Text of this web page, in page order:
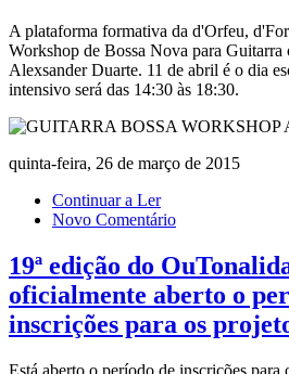
A plataforma formativa da d'Orfeu,
Workshop de Bossa Nova para Guitarra
Alexsander Duarte. 11 de abril é o dia
intensivo será das 14:30 às 18:30.
quinta-feira, 26 de março de 2015
Continuar a Ler
Novo Comentário
19ª edição do
oficialmente aberto o
inscrições para os
Está aberto o período de inscrições para